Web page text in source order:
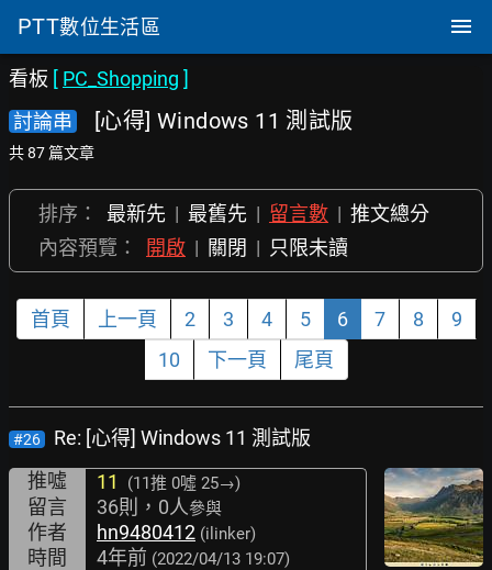
PTT數位生活區
看板 [ PC_Shopping ]
討論串
[心得] Windows 11 測試版
共 87 篇文章
排序： 最新先 | 最舊先 | 留言數 | 推文總分
內容預覽：
開啟 | 關閉 | 只限未讀
首頁 上一頁 2 3 4 5 6 7 8
9
10
下一頁 尾頁
#26
Re: [心得] Windows 11 測試版
推噓
11 (11推 0噓 25→)
留言 36則，0人參與
作者 hn9480412 (ilinker)
時間 4年前 (2022/04/13 19:07)